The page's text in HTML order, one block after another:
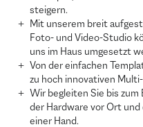
steigern.
Mit unserem breit
Foto- und Video-Studio
uns im Haus umgesetzt
Von der einfachen
zu hoch innovativen
Wir begleiten Sie bis
der Hardware vor Ort und
einer Hand.